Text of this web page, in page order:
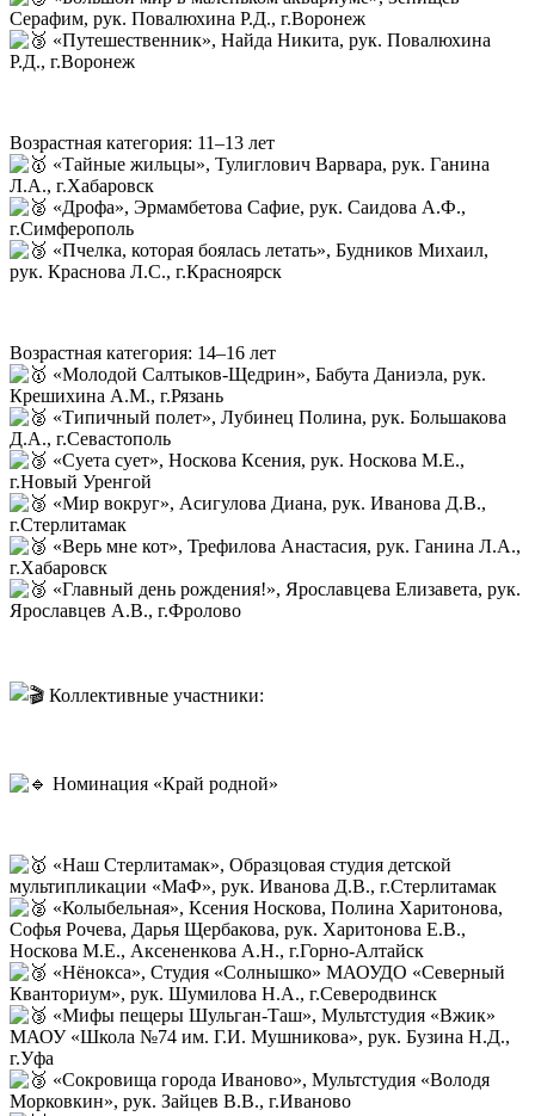
Серафим, рук. Повалюхина Р.Д., г.Воронеж
«Путешественник», Найда Никита, рук. Повалюхина
Р.Д., г.Воронеж
Возрастная категория: 11–13 лет
«Тайные жильцы», Тулиглович Варвара, рук. Ганина
Л.А., г.Хабаровск
«Дрофа», Эрмамбетова Сафие, рук. Саидова А.Ф.,
г.Симферополь
«Пчелка, которая боялась летать», Будников Михаил,
рук. Краснова Л.С., г.Красноярск
Возрастная категория: 14–16 лет
«Молодой Салтыков-Щедрин», Бабута Даниэла, рук.
Крешихина А.М., г.Рязань
«Типичный полет», Лубинец Полина, рук. Большакова
Д.А., г.Севастополь
«Суета сует», Носкова Ксения, рук. Носкова М.Е.,
г.Новый Уренгой
«Мир вокруг», Асигулова Диана, рук. Иванова Д.В.,
г.Стерлитамак
«Верь мне кот», Трефилова Анастасия, рук. Ганина Л.А.,
г.Хабаровск
«Главный день рождения!», Ярославцева Елизавета, рук.
Ярославцев А.В., г.Фролово
Коллективные участники:
Номинация «Край родной»
«Наш Стерлитамак», Образцовая студия детской
мультипликации «МаФ», рук. Иванова Д.В., г.Стерлитамак
«Колыбельная», Ксения Носкова, Полина Харитонова,
Софья Рочева, Дарья Щербакова, рук. Харитонова Е.В.,
Носкова М.Е., Аксененкова А.Н., г.Горно-Алтайск
«Нёнокса», Студия «Солнышко» МАОУДО «Северный
Кванториум», рук. Шумилова Н.А., г.Северодвинск
«Мифы пещеры Шульган-Таш», Мультстудия «Вжик»
МАОУ «Школа №74 им. Г.И. Мушникова», рук. Бузина Н.Д.,
г.Уфа
«Сокровища города Иваново», Мультстудия «Володя
Морковкин», рук. Зайцев В.В., г.Иваново